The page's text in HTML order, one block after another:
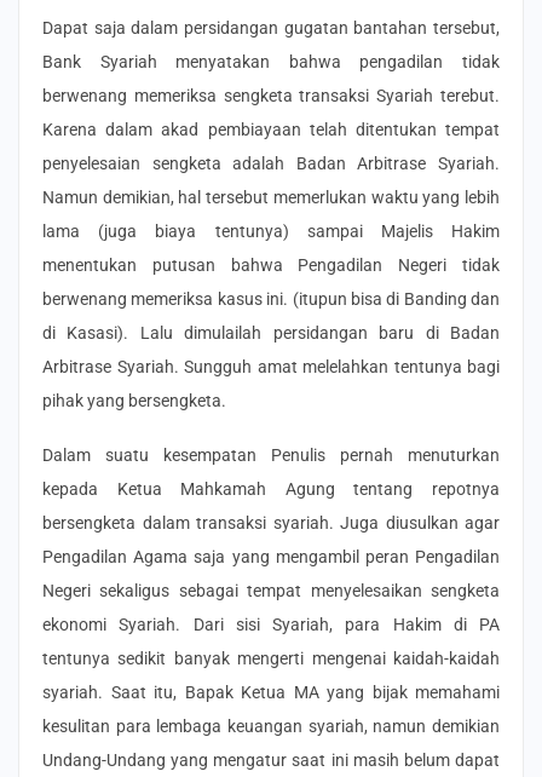
Dapat saja dalam persidangan gugatan bantahan tersebut,
Bank Syariah menyatakan bahwa pengadilan tidak
berwenang memeriksa sengketa transaksi Syariah terebut.
Karena dalam akad pembiayaan telah ditentukan tempat
penyelesaian sengketa adalah Badan Arbitrase Syariah.
Namun demikian, hal tersebut memerlukan waktu yang lebih
lama (juga biaya tentunya) sampai Majelis Hakim
menentukan putusan bahwa Pengadilan Negeri tidak
berwenang memeriksa kasus ini. (itupun bisa di Banding dan
di Kasasi). Lalu dimulailah persidangan baru di Badan
Arbitrase Syariah. Sungguh amat melelahkan tentunya bagi
pihak yang bersengketa.
Dalam suatu kesempatan Penulis pernah menuturkan
kepada Ketua Mahkamah Agung tentang repotnya
bersengketa dalam transaksi syariah. Juga diusulkan agar
Pengadilan Agama saja yang mengambil peran Pengadilan
Negeri sekaligus sebagai tempat menyelesaikan sengketa
ekonomi Syariah. Dari sisi Syariah, para Hakim di PA
tentunya sedikit banyak mengerti mengenai kaidah-kaidah
syariah. Saat itu, Bapak Ketua MA yang bijak memahami
kesulitan para lembaga keuangan syariah, namun demikian
Undang-Undang yang mengatur saat ini masih belum dapat